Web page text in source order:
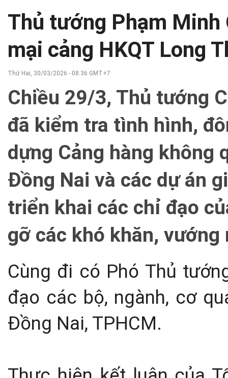
Thủ tướng Phạm
mại cảng HKQT Long
Thứ Hai, 30/03/2026 - 08:36 GMT+7
Chiều 29/3, Thủ tướng
đã kiểm tra tình hình,
dựng Cảng hàng không
Đồng Nai và các dự án
triển khai các chỉ đạo
gỡ các khó khăn,
Cùng đi có Phó Thủ
đạo các bộ, ngành, cơ
Đồng Nai, TPHCM.